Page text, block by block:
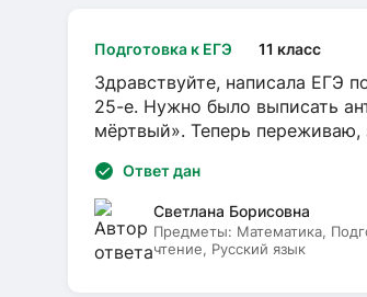
Подготовка к ЕГЭ 11 класс
Здравствуйте, написала ЕГЭ
25-е. Нужно было выписать
мёртвый». Теперь переживаю,
Ответ дан
Светлана Борисовна
Предметы: Математика,
чтение, Русский язык